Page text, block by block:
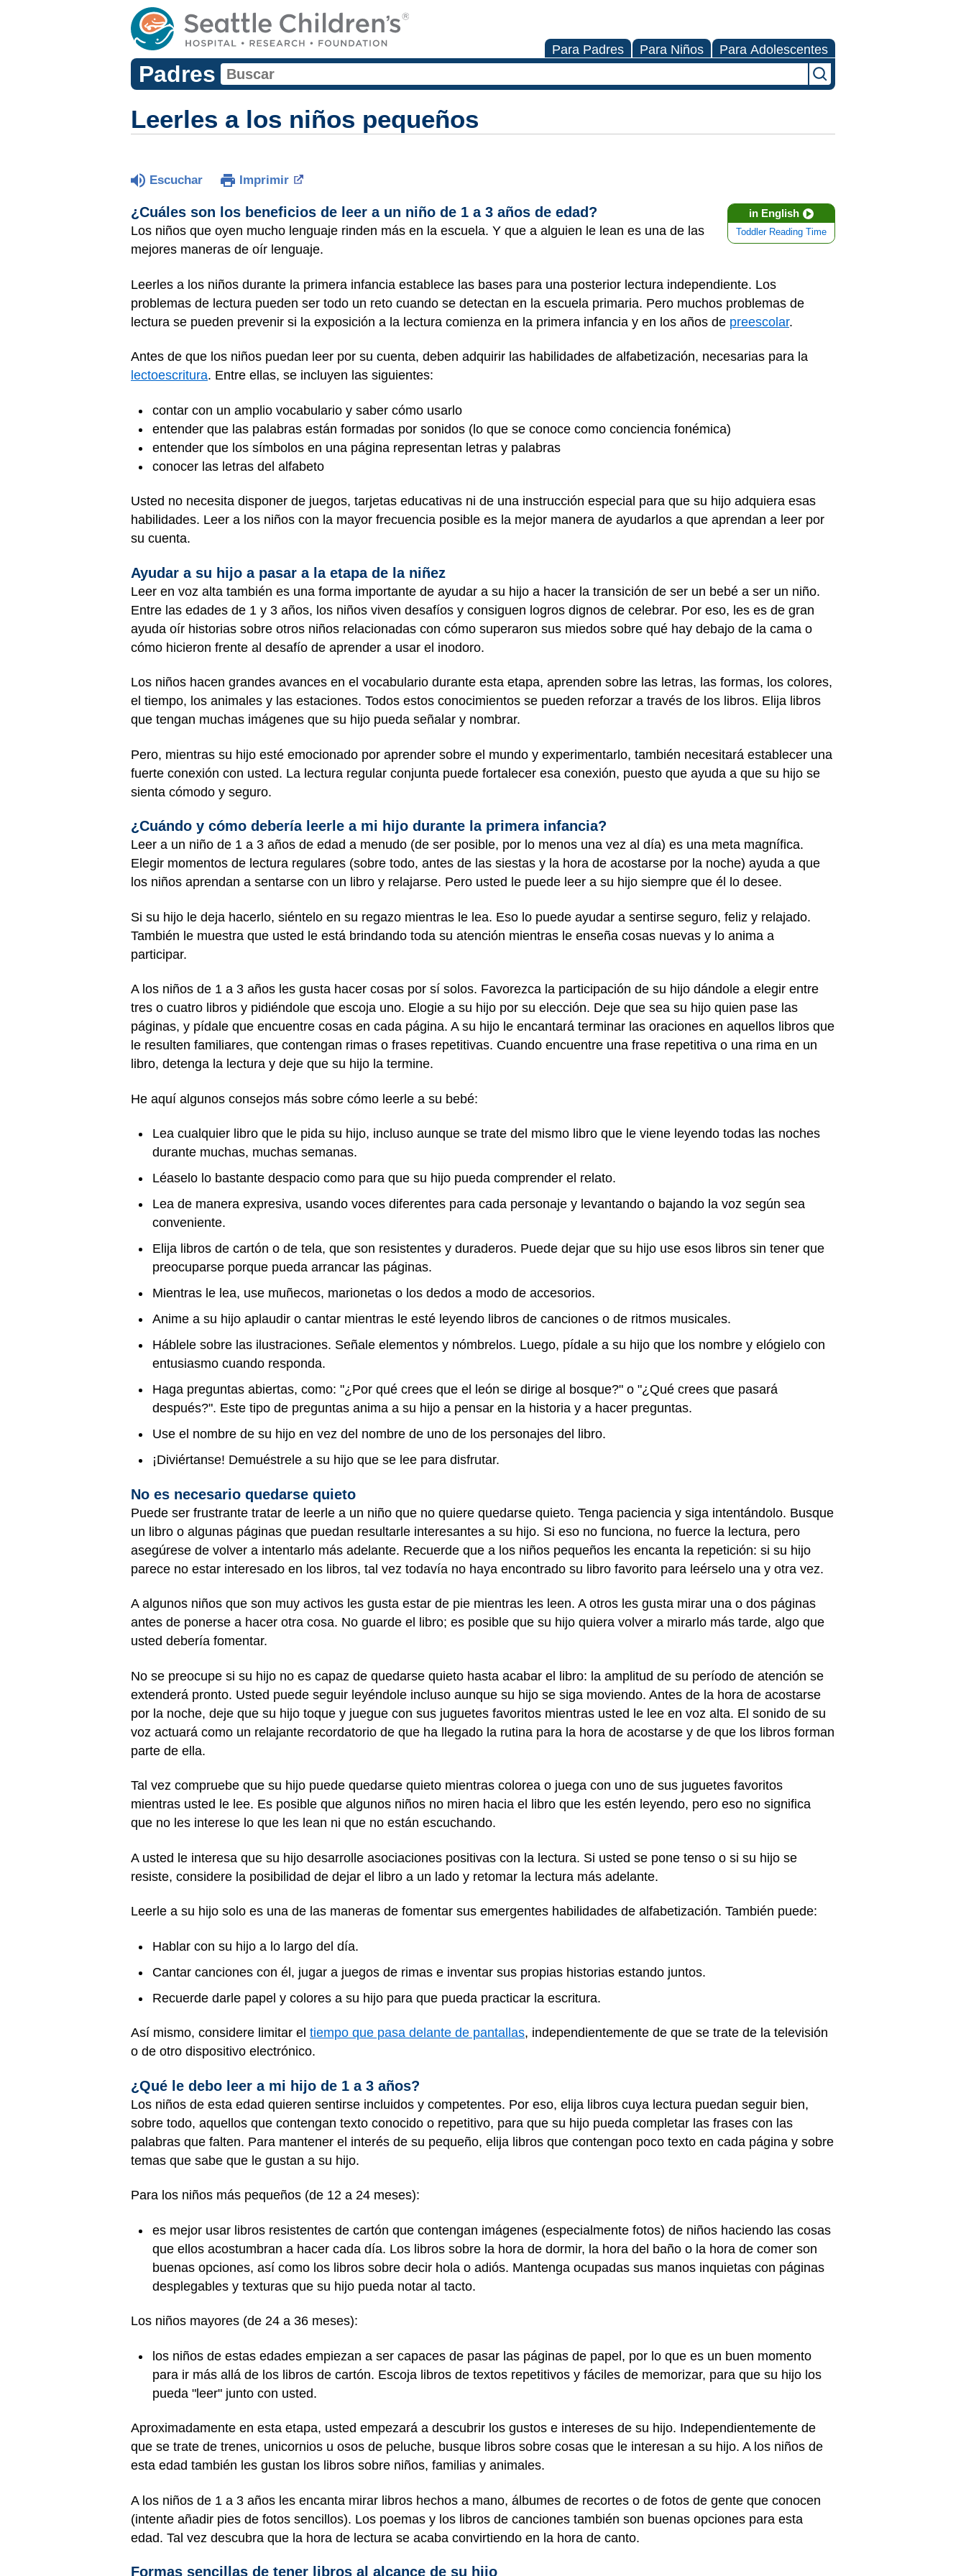
Para Padres Para Niños Para Adolescentes
Padres
Leerles a los niños pequeños
Escuchar Imprimir
in English
Toddler Reading Time
¿Cuáles son los beneficios de leer a un niño de 1 a 3 años de edad?
Los niños que oyen mucho lenguaje rinden más en la escuela. Y que a alguien le lean es una de las
mejores maneras de oír lenguaje.
Leerles a los niños durante la primera infancia establece las bases para una posterior lectura independiente. Los
problemas de lectura pueden ser todo un reto cuando se detectan en la escuela primaria. Pero muchos problemas de
lectura se pueden prevenir si la exposición a la lectura comienza en la primera infancia y en los años de preescolar.
Antes de que los niños puedan leer por su cuenta, deben adquirir las habilidades de alfabetización, necesarias para la
lectoescritura. Entre ellas, se incluyen las siguientes:
contar con un amplio vocabulario y saber cómo usarlo
entender que las palabras están formadas por sonidos (lo que se conoce como conciencia fonémica)
entender que los símbolos en una página representan letras y palabras
conocer las letras del alfabeto
Usted no necesita disponer de juegos, tarjetas educativas ni de una instrucción especial para que su hijo adquiera esas
habilidades. Leer a los niños con la mayor frecuencia posible es la mejor manera de ayudarlos a que aprendan a leer por
su cuenta.
Ayudar a su hijo a pasar a la etapa de la niñez
Leer en voz alta también es una forma importante de ayudar a su hijo a hacer la transición de ser un bebé a ser un niño.
Entre las edades de 1 y 3 años, los niños viven desafíos y consiguen logros dignos de celebrar. Por eso, les es de gran
ayuda oír historias sobre otros niños relacionadas con cómo superaron sus miedos sobre qué hay debajo de la cama o
cómo hicieron frente al desafío de aprender a usar el inodoro.
Los niños hacen grandes avances en el vocabulario durante esta etapa, aprenden sobre las letras, las formas, los colores,
el tiempo, los animales y las estaciones. Todos estos conocimientos se pueden reforzar a través de los libros. Elija libros
que tengan muchas imágenes que su hijo pueda señalar y nombrar.
Pero, mientras su hijo esté emocionado por aprender sobre el mundo y experimentarlo, también necesitará establecer una
fuerte conexión con usted. La lectura regular conjunta puede fortalecer esa conexión, puesto que ayuda a que su hijo se
sienta cómodo y seguro.
¿Cuándo y cómo debería leerle a mi hijo durante la primera infancia?
Leer a un niño de 1 a 3 años de edad a menudo (de ser posible, por lo menos una vez al día) es una meta magnífica.
Elegir momentos de lectura regulares (sobre todo, antes de las siestas y la hora de acostarse por la noche) ayuda a que
los niños aprendan a sentarse con un libro y relajarse. Pero usted le puede leer a su hijo siempre que él lo desee.
Si su hijo le deja hacerlo, siéntelo en su regazo mientras le lea. Eso lo puede ayudar a sentirse seguro, feliz y relajado.
También le muestra que usted le está brindando toda su atención mientras le enseña cosas nuevas y lo anima a
participar.
A los niños de 1 a 3 años les gusta hacer cosas por sí solos. Favorezca la participación de su hijo dándole a elegir entre
tres o cuatro libros y pidiéndole que escoja uno. Elogie a su hijo por su elección. Deje que sea su hijo quien pase las
páginas, y pídale que encuentre cosas en cada página. A su hijo le encantará terminar las oraciones en aquellos libros que
le resulten familiares, que contengan rimas o frases repetitivas. Cuando encuentre una frase repetitiva o una rima en un
libro, detenga la lectura y deje que su hijo la termine.
He aquí algunos consejos más sobre cómo leerle a su bebé:
Lea cualquier libro que le pida su hijo, incluso aunque se trate del mismo libro que le viene leyendo todas las noches
durante muchas, muchas semanas.
Léaselo lo bastante despacio como para que su hijo pueda comprender el relato.
Lea de manera expresiva, usando voces diferentes para cada personaje y levantando o bajando la voz según sea
conveniente.
Elija libros de cartón o de tela, que son resistentes y duraderos. Puede dejar que su hijo use esos libros sin tener que
preocuparse porque pueda arrancar las páginas.
Mientras le lea, use muñecos, marionetas o los dedos a modo de accesorios.
Anime a su hijo aplaudir o cantar mientras le esté leyendo libros de canciones o de ritmos musicales.
Háblele sobre las ilustraciones. Señale elementos y nómbrelos. Luego, pídale a su hijo que los nombre y elógielo con
entusiasmo cuando responda.
Haga preguntas abiertas, como: "¿Por qué crees que el león se dirige al bosque?" o "¿Qué crees que pasará
después?". Este tipo de preguntas anima a su hijo a pensar en la historia y a hacer preguntas.
Use el nombre de su hijo en vez del nombre de uno de los personajes del libro.
¡Diviértanse! Demuéstrele a su hijo que se lee para disfrutar.
No es necesario quedarse quieto
Puede ser frustrante tratar de leerle a un niño que no quiere quedarse quieto. Tenga paciencia y siga intentándolo. Busque
un libro o algunas páginas que puedan resultarle interesantes a su hijo. Si eso no funciona, no fuerce la lectura, pero
asegúrese de volver a intentarlo más adelante. Recuerde que a los niños pequeños les encanta la repetición: si su hijo
parece no estar interesado en los libros, tal vez todavía no haya encontrado su libro favorito para leérselo una y otra vez.
A algunos niños que son muy activos les gusta estar de pie mientras les leen. A otros les gusta mirar una o dos páginas
antes de ponerse a hacer otra cosa. No guarde el libro; es posible que su hijo quiera volver a mirarlo más tarde, algo que
usted debería fomentar.
No se preocupe si su hijo no es capaz de quedarse quieto hasta acabar el libro: la amplitud de su período de atención se
extenderá pronto. Usted puede seguir leyéndole incluso aunque su hijo se siga moviendo. Antes de la hora de acostarse
por la noche, deje que su hijo toque y juegue con sus juguetes favoritos mientras usted le lee en voz alta. El sonido de su
voz actuará como un relajante recordatorio de que ha llegado la rutina para la hora de acostarse y de que los libros forman
parte de ella.
Tal vez compruebe que su hijo puede quedarse quieto mientras colorea o juega con uno de sus juguetes favoritos
mientras usted le lee. Es posible que algunos niños no miren hacia el libro que les estén leyendo, pero eso no significa
que no les interese lo que les lean ni que no están escuchando.
A usted le interesa que su hijo desarrolle asociaciones positivas con la lectura. Si usted se pone tenso o si su hijo se
resiste, considere la posibilidad de dejar el libro a un lado y retomar la lectura más adelante.
Leerle a su hijo solo es una de las maneras de fomentar sus emergentes habilidades de alfabetización. También puede:
Hablar con su hijo a lo largo del día.
Cantar canciones con él, jugar a juegos de rimas e inventar sus propias historias estando juntos.
Recuerde darle papel y colores a su hijo para que pueda practicar la escritura.
Así mismo, considere limitar el tiempo que pasa delante de pantallas, independientemente de que se trate de la televisión
o de otro dispositivo electrónico.
¿Qué le debo leer a mi hijo de 1 a 3 años?
Los niños de esta edad quieren sentirse incluidos y competentes. Por eso, elija libros cuya lectura puedan seguir bien,
sobre todo, aquellos que contengan texto conocido o repetitivo, para que su hijo pueda completar las frases con las
palabras que falten. Para mantener el interés de su pequeño, elija libros que contengan poco texto en cada página y sobre
temas que sabe que le gustan a su hijo.
Para los niños más pequeños (de 12 a 24 meses):
es mejor usar libros resistentes de cartón que contengan imágenes (especialmente fotos) de niños haciendo las cosas
que ellos acostumbran a hacer cada día. Los libros sobre la hora de dormir, la hora del baño o la hora de comer son
buenas opciones, así como los libros sobre decir hola o adiós. Mantenga ocupadas sus manos inquietas con páginas
desplegables y texturas que su hijo pueda notar al tacto.
Los niños mayores (de 24 a 36 meses):
los niños de estas edades empiezan a ser capaces de pasar las páginas de papel, por lo que es un buen momento
para ir más allá de los libros de cartón. Escoja libros de textos repetitivos y fáciles de memorizar, para que su hijo los
pueda "leer" junto con usted.
Aproximadamente en esta etapa, usted empezará a descubrir los gustos e intereses de su hijo. Independientemente de
que se trate de trenes, unicornios u osos de peluche, busque libros sobre cosas que le interesan a su hijo. A los niños de
esta edad también les gustan los libros sobre niños, familias y animales.
A los niños de 1 a 3 años les encanta mirar libros hechos a mano, álbumes de recortes o de fotos de gente que conocen
(intente añadir pies de fotos sencillos). Los poemas y los libros de canciones también son buenas opciones para esta
edad. Tal vez descubra que la hora de lectura se acaba convirtiendo en la hora de canto.
Formas sencillas de tener libros al alcance de su hijo